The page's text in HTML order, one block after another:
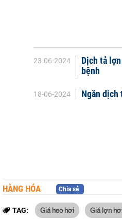
23-06-2024
Dịch tả
bệnh
18-06-2024 Ngăn dịch
HÀNG HÓA Chia sẻ
TAG: Giá heo hơi Giá lợn